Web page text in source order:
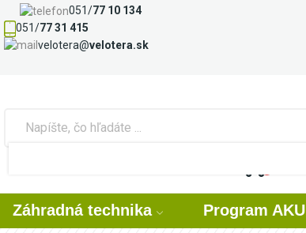
051/77 10 134
051/77 31 415
velotera@velotera.sk
Záhradná technika Program AKU